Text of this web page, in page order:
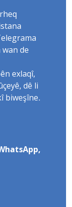
de
exlaqî,
dê li
biweşîne.